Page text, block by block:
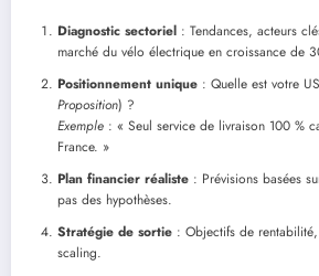
Diagnostic sectoriel : Tendances, acteurs
marché du vélo électrique en croissance de
Positionnement unique : Quelle est votre
Proposition) ?
Exemple : « Seul service de livraison 100 %
France. »
Plan financier réaliste : Prévisions basées
pas des hypothèses.
Stratégie de sortie : Objectifs de
scaling.